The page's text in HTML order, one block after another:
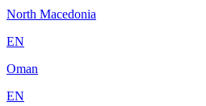
North Macedonia
EN
Oman
EN